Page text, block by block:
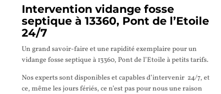
Intervention vidange fosse
septique à 13360, Pont de l’Etoile
24/7
Un grand savoir-faire et une rapidité exemplaire pour un
vidange fosse septique à 13360, Pont de l’Etoile à petits tarifs.
Nos experts sont disponibles et capables d’intervenir 24/7, et
ce, même les jours fériés, ce n’est pas pour nous une raison